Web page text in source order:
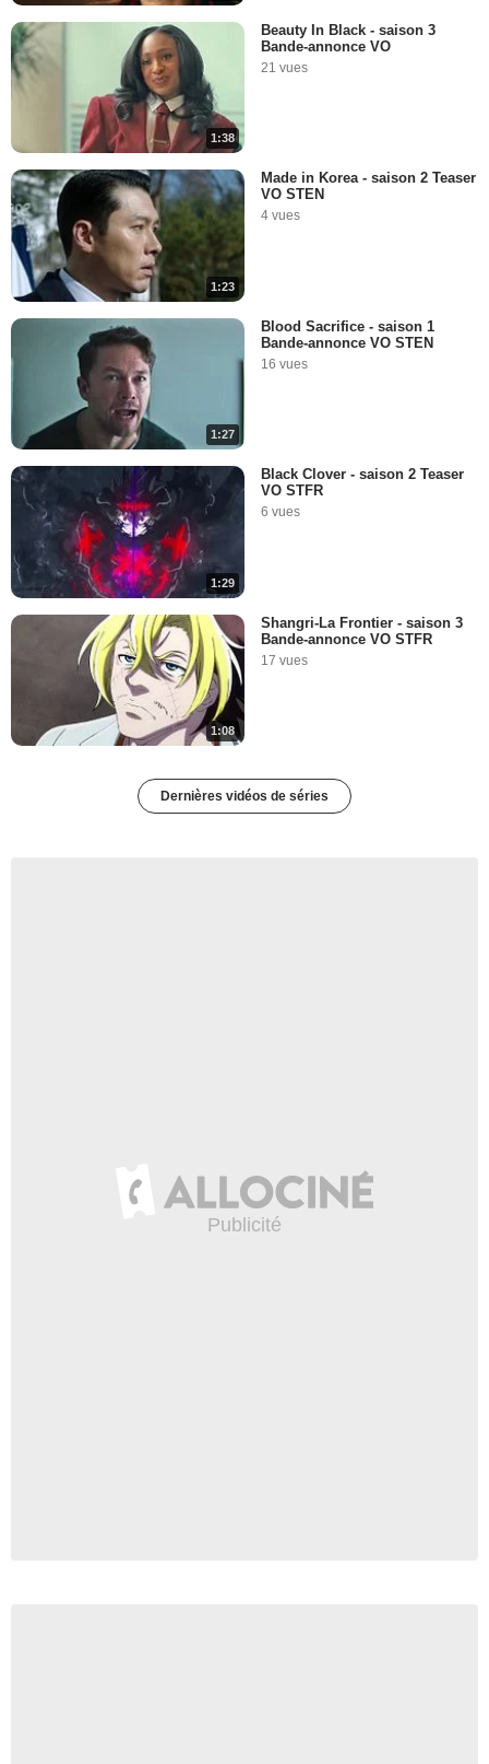
1:38
Beauty In Black - saison 3
Bande-annonce VO
21 vues
1:23
Made in Korea - saison 2 Teaser
VO STEN
4 vues
1:27
Blood Sacrifice - saison 1
Bande-annonce VO STEN
16 vues
1:29
Black Clover - saison 2 Teaser
VO STFR
6 vues
1:08
Shangri-La Frontier - saison 3
Bande-annonce VO STFR
17 vues
Dernières vidéos de séries